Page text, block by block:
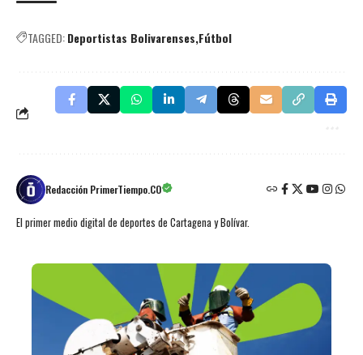
TAGGED:Deportistas Bolivarenses Fútbol
Redacción PrimerTiempo.CO
El primer medio digital de deportes de Cartagena y Bolívar.